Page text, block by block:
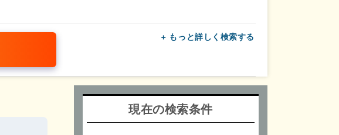
+ もっと詳しく検索する
現在の検索条件